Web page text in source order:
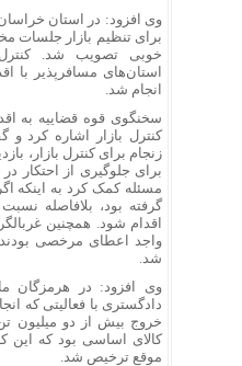
وی افزود: در استان
برای تنظیم بازار جلسات
خوبی تصویب شد.
استان‌های مسافرپذیر با
انجام شد.
سخنگوی قوه قضاییه به
کنترل بازار اشاره کرد
زنجام برای کنترل بازار،
برای جلوگیری از احتکار
مسئله کمک کرد به اینکه
گرفته بود، بلافاصله نسبت
اقدام شود. همچنین
واجد اعطای مرخصی
شد.
وی افزود: در هرمزگان
دادگستری با فعالیتی که
خروج بیش از دو میلیون
کالای اساسی بود که این
موقع ترخیص شد.